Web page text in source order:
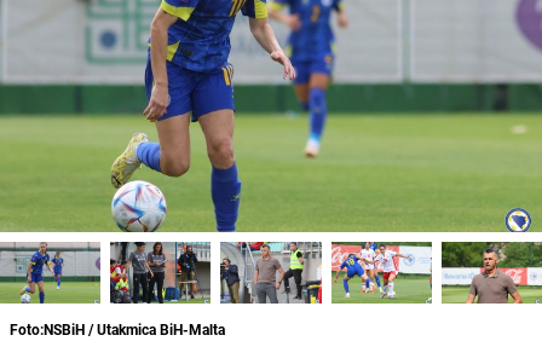
Foto:NSBiH / Utakmica BiH-Malta